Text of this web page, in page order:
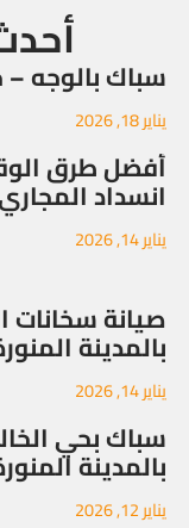
سباك بالوجه –
يناير 18, 2026
أفضل طرق
انسداد
يناير 14, 2026
صيانة سخانات
بالمدينة
يناير 14, 2026
سباك بحي
بالمدينة
يناير 12, 2026